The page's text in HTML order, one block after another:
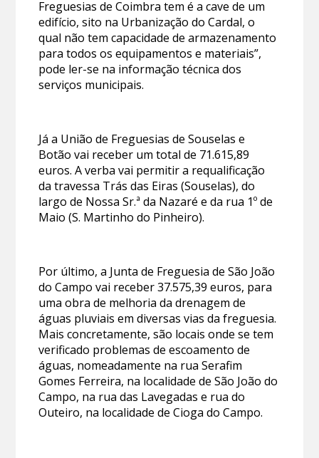
Freguesias de Coimbra tem é a cave de um
edifício, sito na Urbanização do Cardal, o
qual não tem capacidade de armazenamento
para todos os equipamentos e materiais”,
pode ler-se na informação técnica dos
serviços municipais.
Já a União de Freguesias de Souselas e
Botão vai receber um total de 71.615,89
euros. A verba vai permitir a requalificação
da travessa Trás das Eiras (Souselas), do
largo de Nossa Sr.ª da Nazaré e da rua 1º de
Maio (S. Martinho do Pinheiro).
Por último, a Junta de Freguesia de São João
do Campo vai receber 37.575,39 euros, para
uma obra de melhoria da drenagem de
águas pluviais em diversas vias da freguesia.
Mais concretamente, são locais onde se tem
verificado problemas de escoamento de
águas, nomeadamente na rua Serafim
Gomes Ferreira, na localidade de São João do
Campo, na rua das Lavegadas e rua do
Outeiro, na localidade de Cioga do Campo.